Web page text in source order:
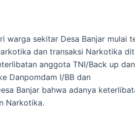
warga sekitar Desa Banjar mulai
dan transaksi Narkotika
anggota TNI/Back up
Danpomdam I/BB dan
Banjar bahwa adanya
Narkotika.